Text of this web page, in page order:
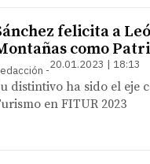
felicita a
como
20.01.2023 | 18:13
distintivo ha sido el eje
en FITUR 2023